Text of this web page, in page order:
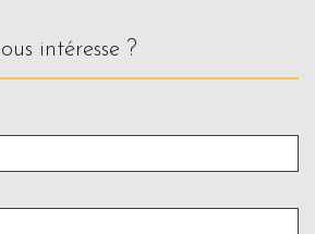
intéresse ?